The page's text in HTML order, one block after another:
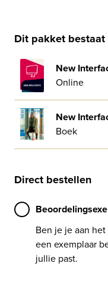
Dit pakket bestaat
New
Online
New
Boek
Direct bestellen
Ben je je aan
een exemplaar
jullie past.